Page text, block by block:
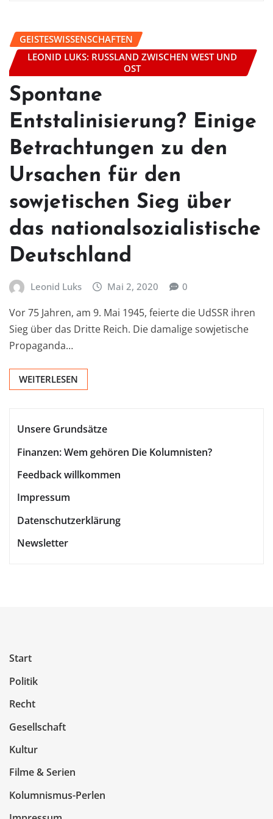
GEISTESWISSENSCHAFTEN
LEONID LUKS: RUSSLAND ZWISCHEN WEST UND
OST
Spontane
Entstalinisierung? Einige
Betrachtungen zu den
Ursachen für den
sowjetischen Sieg über
das nationalsozialistische
Deutschland
Leonid Luks Mai 2, 2020 0
Vor 75 Jahren, am 9. Mai 1945, feierte die UdSSR ihren
Sieg über das Dritte Reich. Die damalige sowjetische
Propaganda…
WEITERLESEN
Unsere Grundsätze
Finanzen: Wem gehören Die Kolumnisten?
Feedback willkommen
Impressum
Datenschutzerklärung
Newsletter
Start
Politik
Recht
Gesellschaft
Kultur
Filme & Serien
Kolumnismus-Perlen